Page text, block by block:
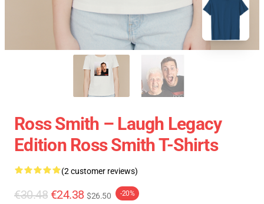
Ross Smith – Laugh Legacy
Edition Ross Smith T-Shirts
(2 customer reviews)
€30.48 €24.38 $26.50 -20%